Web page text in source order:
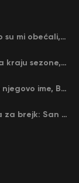
Zašto Rade Krunić ne igra za Srbiju? “Iako su mi obećali, niko me nije zvao…”
Kraj jedne ere – Gvardiola napušta Siti na kraju sezone, menja ga njegov nekadašnji rival
Nejmar ide na Mundijal: Anćeloti pročitao njegovo ime, Brazil u delirijumu (VIDEO)
Strašni Vembanjama “izudarao” šampiona za brejk: San Antonio poveo protiv Oklahome